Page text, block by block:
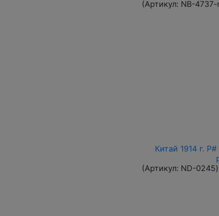
(Артикул: NB-4737-
Китай 1914 г.
(Артикул: ND-0245)